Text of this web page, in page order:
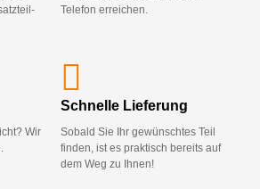
Telefon erreichen.
Wir
Schnelle Lieferung
Sobald Sie Ihr gewünschtes Teil
finden, ist es praktisch bereits auf
dem Weg zu Ihnen!